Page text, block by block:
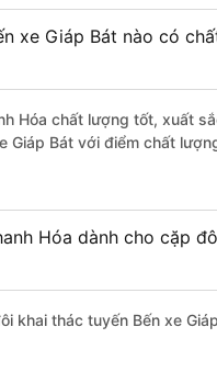
xe Giáp Bát nào có
Hóa chất lượng tốt, xuất
Giáp Bát với điểm chất
Hóa dành cho cặp
khai thác tuyến Bến xe